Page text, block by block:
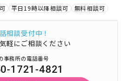
平日19時以降相談可 無料相談可
相談受付中！
軽にご相談ください
事務所の電話番号
1721-4821